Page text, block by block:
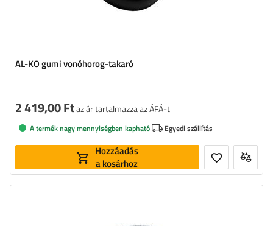
AL-KO gumi vonóhorog-takaró
2 419,00 Ftaz ár tartalmazza az ÁFÁ-t
A termék nagy mennyiségben kapható Egyedi szállítás
Hozzáadás
a kosárhoz